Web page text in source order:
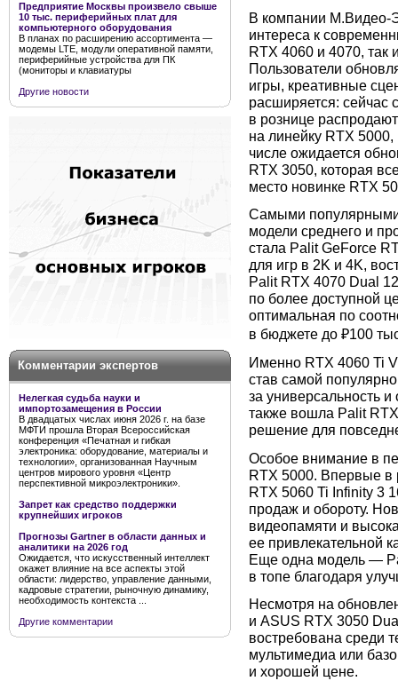
Предприятие Москвы произвело свыше
10 тыс. периферийных плат для
компьютерного оборудования
В планах по расширению ассортимента —
модемы LTE, модули оперативной памяти,
периферийные устройства для ПК
(мониторы и клавиатуры
Другие новости
Комментарии экспертов
Нелегкая судьба науки и
импортозамещения в России
В двадцатых числах июня 2026 г. на базе
МФТИ прошла Вторая Всероссийская
конференция «Печатная и гибкая
электроника: оборудование, материалы и
технологии», организованная Научным
центров мирового уровня «Центр
перспективной микроэлектроники».
Запрет как средство поддержки
крупнейших игроков
Прогнозы Gartner в области данных и
аналитики на 2026 год
Ожидается, что искусственный интеллект
окажет влияние на все аспекты этой
области: лидерство, управление данными,
кадровые стратегии, рыночную динамику,
необходимость контекста ...
Другие комментарии
В компании М.Видео-
интереса к
RTX 4060 и 4070,
Пользователи
игры, креативные
расширяется: сейчас
в рознице
на линейку RTX 5000,
числе ожидается
RTX 3050, которая
место новинке RTX
Самыми
модели среднего и
стала Palit GeForce
для игр в 2K и 4K,
Palit RTX 4070 Dual
по более доступной
оптимальная по
в бюджете до ₽100
Именно RTX 4060 Ti
став самой
за универсальность
также вошла Palit
решение для
Особое внимание в
RTX 5000. Впервые в
RTX 5060 Ti Infinity 3
продаж и обороту.
видеопамяти и
ее привлекательной
Еще одна модель —
в топе благодаря
Несмотря на
и ASUS RTX 3050
востребована среди
мультимедиа или
и хорошей цене.